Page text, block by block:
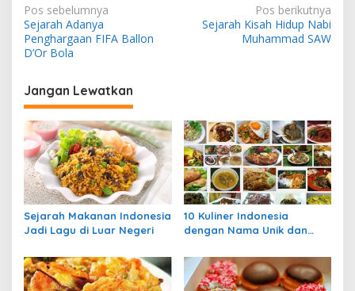
N
a
v
i
g
a
s
i
p
o
s
Pos sebelumnya
Sejarah Adanya
Penghargaan FIFA Ballon
D’Or Bola
Pos berikutnya
Sejarah Kisah Hidup Nabi
Muhammad SAW
Jangan Lewatkan
Sejarah Makanan Indonesia
Jadi Lagu di Luar Negeri
10 Kuliner Indonesia
dengan Nama Unik dan